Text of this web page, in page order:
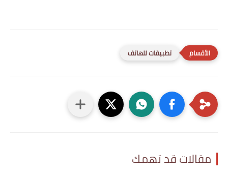
تطبيقات للهاتف
مقالات قد تهمك